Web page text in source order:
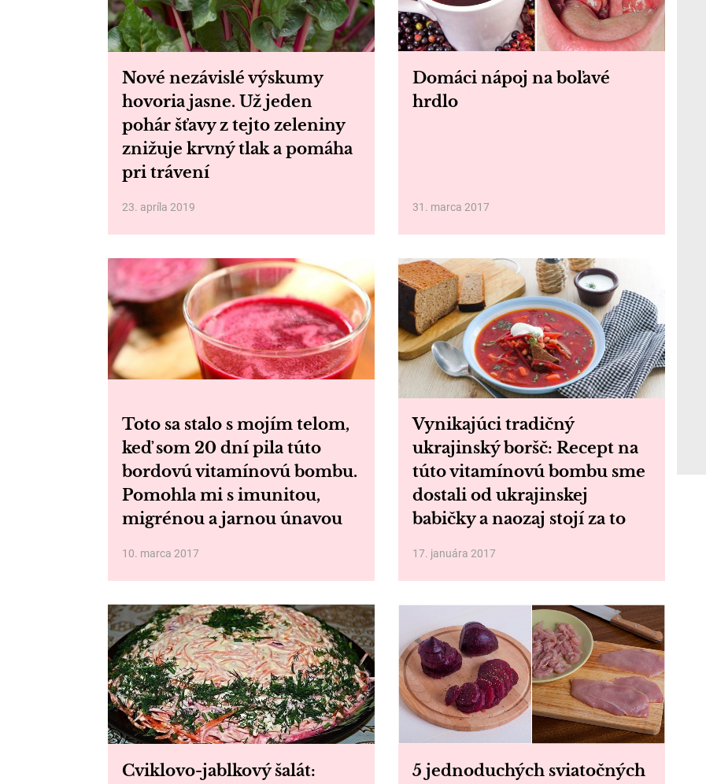
Nové nezávislé výskumy
hovoria jasne. Už jeden
pohár šťavy z tejto zeleniny
znižuje krvný tlak a pomáha
pri trávení
23. apríla 2019
Domáci nápoj na boľavé
hrdlo
31. marca 2017
Toto sa stalo s mojím telom,
keď som 20 dní pila túto
bordovú vitamínovú bombu.
Pomohla mi s imunitou,
migrénou a jarnou únavou
10. marca 2017
Vynikajúci tradičný
ukrajinský boršč: Recept na
túto vitamínovú bombu sme
dostali od ukrajinskej
babičky a naozaj stojí za to
17. januára 2017
Cviklovo-jablkový šalát:
5 jednoduchých sviatočných